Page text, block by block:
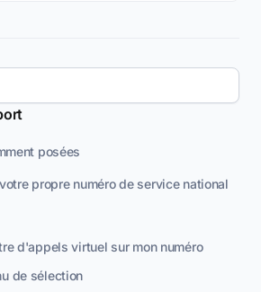
posées
propre numéro de service national
d'appels virtuel sur mon numéro
de sélection